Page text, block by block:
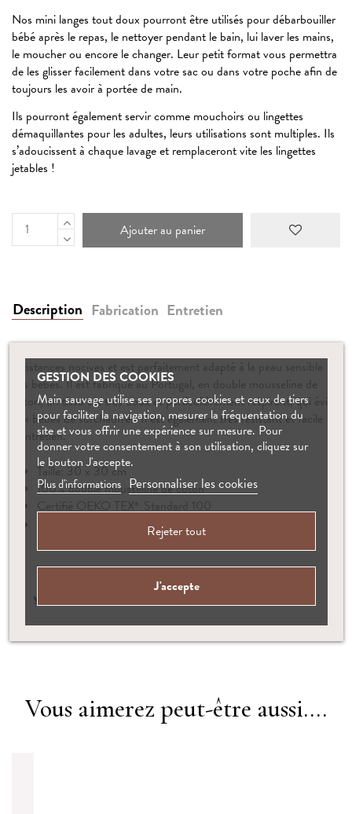
Nos mini langes tout doux pourront être utilisés pour débarbouiller
bébé après le repas, le nettoyer pendant le bain, lui laver les mains,
le moucher ou encore le changer. Leur petit format vous permettra
de les glisser facilement dans votre sac ou dans votre poche afin de
toujours les avoir à portée de main.
Ils pourront également servir comme mouchoirs ou lingettes
démaquillantes pour les adultes, leurs utilisations sont multiples. Ils
s’adoucissent à chaque lavage et remplaceront vite les lingettes
jetables !
Ajouter au panier
Description Fabrication Entretien
Certifié OEKO TEX Standard 100, cet article est garanti sans
substances nocives et est parfaitement adapté à la peau sensible
des bébés. Il est fabriqué au Portugal, en double mousseline de
coton, un tissu est très doux et particulièrement respirant, qui évite
aux bébés de surchauffer. Il est également très résistant et facile
d'entretien.
Taille: 30 x 30 cm
100% double mousseline de coton
Certifié OEKO TEX ®
Standard 100
Devient plus doux lavage après lavage
Vous aimerez peut-être aussi....
GESTION DES COOKIES
Main sauvage utilise ses propres cookies et ceux de tiers
pour faciliter la navigation, mesurer la fréquentation du
site et vous offrir une expérience sur mesure. Pour
donner votre consentement à son utilisation, cliquez sur
le bouton J'accepte.
Plus d'informations Personnaliser les cookies
Rejeter tout
J'accepte